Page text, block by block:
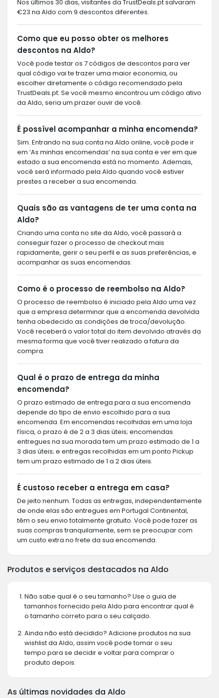
Nos últimos 30 dias, visitantes da TrustDeals.pt salvaram
€23 na Aldo com 9 descontos diferentes.
Como que eu posso obter os melhores
descontos na Aldo?
Você pode testar os 7 códigos de descontos para ver
qual código vai te trazer uma maior economia, ou
escolher diretamente o código recomendado pela
TrustDeals.pt. Se você mesmo encontrou um código ativo
da Aldo, seria um prazer ouvir de você.
É possível acompanhar a minha encomenda?
Sim. Entrando na sua conta na Aldo online, você pode ir
em ‘As minhas encomendas’ na sua conta e ver em que
estado a sua encomenda está no momento. Ademais,
você será informado pela Aldo quando você estiver
prestes a receber a sua encomenda.
Quais são as vantagens de ter uma conta na
Aldo?
Criando uma conta no site da Aldo, você passará a
conseguir fazer o processo de checkout mais
rapidamente, gerir o seu perfil e as suas preferências, e
acompanhar as suas encomendas.
Como é o processo de reembolso na Aldo?
O processo de reembolso é iniciado pela Aldo uma vez
que a empresa determinar que a encomenda devolvida
tenha obedecido as condições de troca/devolução.
Você receberá o valor total do item devolvido através da
mesma forma que você tiver realizado a fatura da
compra.
Qual é o prazo de entrega da minha
encomenda?
O prazo estimado de entrega para a sua encomenda
depende do tipo de envio escolhido para a sua
encomenda. Em encomendas recolhidas em uma loja
física, o prazo é de 2 a 3 dias úteis; encomendas
entregues na sua morada tem um prazo estimado de 1 a
3 dias úteis; e entregas recolhidas em um ponto Pickup
tem um prazo estimado de 1 a 2 dias úteis.
É custoso receber a entrega em casa?
De jeito nenhum. Todas as entregas, independentemente
de onde elas são entregues em Portugal Continental,
têm o seu envio totalmente gratuito. Você pode fazer as
suas compras tranquilamente, sem se preocupar com
um custo extra no frete da sua encomenda.
Produtos e serviços destacados na Aldo
Não sabe qual é o seu tamanho? Use o guia de
tamanhos fornecido pela Aldo para encontrar qual é
o tamanho correto para o seu calçado.
Ainda não está decidido? Adicione produtos na sua
wishlist da Aldo, assim você pode tomar o seu
tempo para se decidir e voltar para comprar o
produto depois.
As últimas novidades da Aldo